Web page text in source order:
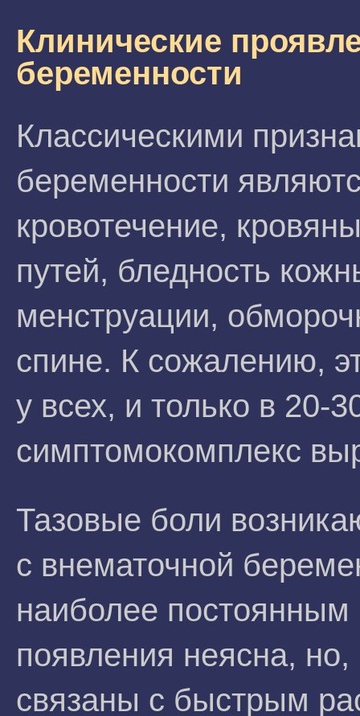
Клинические
беременности
Классическими
беременности
кровотечение,
путей, бледность
менструации,
спине. К сожалению,
у всех, и только в 20-
симптомокомплекс
Тазовые боли
с внематочной
наиболее
появления неясна,
связаны с быстрым